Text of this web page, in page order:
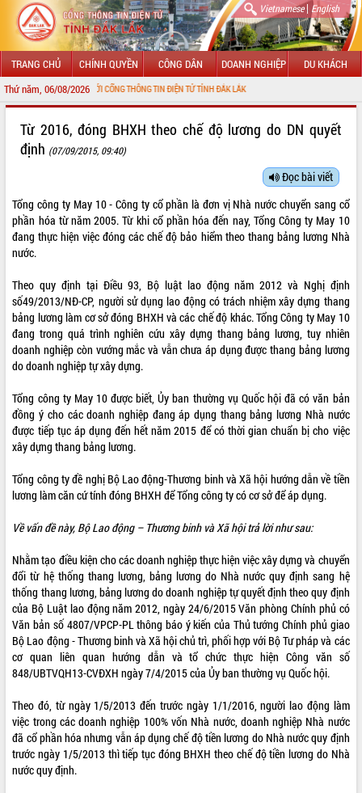
Vietnamese| English
TRANG CHỦ CHÍNH QUYỀN CÔNG DÂN DOANH NGHIỆP DU KHÁCH
Thứ năm, 06/08/2026
CHÀO MỪNG ĐẾN VỚI CỔNG THÔNG TIN ĐIỆN TỬ TỈNH ĐẮK LẮK
LÃNH ĐẠO UBND TỈNH
SỞ, BAN, NGÀNH
UBND CÁC XÃ, PHƯỜNG
THÔNG TIN CHỈ ĐẠO ĐIỀU HÀNH
HỆ THỐNG VĂN BẢN
VĂN BẢN HĐND TỈNH
QUY HOẠCH - KẾ HOẠCH
QUẢNG CÁO
Từ 2016, đóng BHXH theo chế độ lương do DN quyết
định (07/09/2015, 09:40)
Đọc bài viết
Tổng công ty May 10 - Công ty cổ phần là đơn vị Nhà nước chuyển sang cổ
phần hóa từ năm 2005. Từ khi cổ phần hóa đến nay, Tổng Công ty May 10
đang thực hiện việc đóng các chế độ bảo hiểm theo thang bảng lương Nhà
nước.
Theo quy định tại Điều 93, Bộ luật lao động năm 2012 và Nghị định
số49/2013/NĐ-CP, người sử dụng lao động có trách nhiệm xây dựng thang
bảng lương làm cơ sở đóng BHXH và các chế độ khác. Tổng Công ty May 10
đang trong quá trình nghiên cứu xây dựng thang bảng lương, tuy nhiên
doanh nghiệp còn vướng mắc và vẫn chưa áp dụng được thang bảng lương
do doanh nghiệp tự xây dựng.
Tổng công ty May 10 được biết, Ủy ban thường vụ Quốc hội đã có văn bản
đồng ý cho các doanh nghiệp đang áp dụng thang bảng lương Nhà nước
được tiếp tục áp dụng đến hết năm 2015 để có thời gian chuẩn bị cho việc
xây dựng thang bảng lương.
Tổng công ty đề nghị Bộ Lao động-Thương binh và Xã hội hướng dẫn về tiền
lương làm căn cứ tính đóng BHXH để Tổng công ty có cơ sở để áp dụng.
Về vấn đề này, Bộ Lao động – Thương binh và Xã hội trả lời như sau:
Nhằm tạo điều kiện cho các doanh nghiệp thực hiện việc xây dựng và chuyển
đổi từ hệ thống thang lương, bảng lương do Nhà nước quy định sang hệ
thống thang lương, bảng lương do doanh nghiệp tự quyết định theo quy định
của Bộ Luật lao động năm 2012, ngày 24/6/2015 Văn phòng Chính phủ có
Văn bản số 4807/VPCP-PL thông báo ý kiến của Thủ tướng Chính phủ giao
Bộ Lao động - Thương binh và Xã hội chủ trì, phối hợp với Bộ Tư pháp và các
cơ quan liên quan hướng dẫn và tổ chức thực hiện Công văn số
848/UBTVQH13-CVĐXH ngày 7/4/2015 của Ủy ban thường vụ Quốc hội.
Theo đó, từ ngày 1/5/2013 đến trước ngày 1/1/2016, người lao động làm
việc trong các doanh nghiệp 100% vốn Nhà nước, doanh nghiệp Nhà nước
đã cổ phần hóa nhưng vẫn áp dụng chế độ tiền lương do Nhà nước quy định
trước ngày 1/5/2013 thì tiếp tục đóng BHXH theo chế độ tiền lương do Nhà
nước quy định.